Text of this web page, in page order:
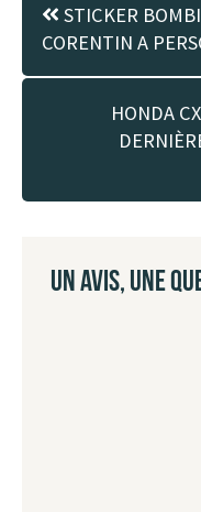
STICKER
CORENTIN A
HONDA
UN AVIS, UNE